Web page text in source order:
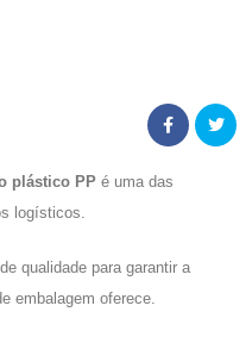
plástico PP é uma das
logísticos.
qualidade para garantir a
embalagem oferece.